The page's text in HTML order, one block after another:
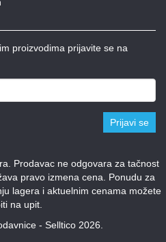
proizvodima prijavite se na
Prijavi se
Prodavac ne odgovara za tačnost
pravo izmena cena. Ponudu za
lagera i aktuelnim cenama možete
na upit.
- Selltico 2026.